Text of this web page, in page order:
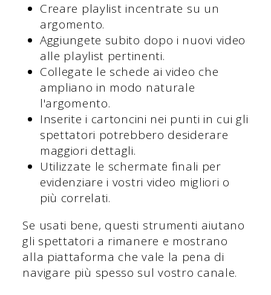
Creare playlist incentrate su un
argomento.
Aggiungete subito dopo i nuovi video
alle playlist pertinenti.
Collegate le schede ai video che
ampliano in modo naturale
l'argomento.
Inserite i cartoncini nei punti in cui gli
spettatori potrebbero desiderare
maggiori dettagli.
Utilizzate le schermate finali per
evidenziare i vostri video migliori o
più correlati.
Se usati bene, questi strumenti aiutano
gli spettatori a rimanere e mostrano
alla piattaforma che vale la pena di
navigare più spesso sul vostro canale.